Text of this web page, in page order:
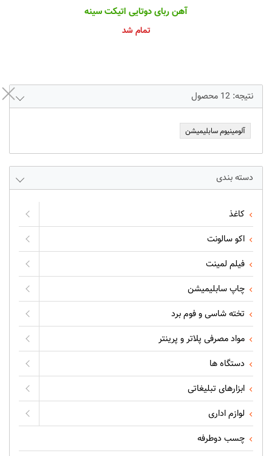
آهن ربای دوتایی اتیکت سینه
تمام شد
نتیجه: 12 محصول
آلومینیوم سابلیمیشن
دسته بندی
کاغذ
اکو سالونت
فیلم لمینت
چاپ سابلیمیشن
تخته شاسی و فوم برد
مواد مصرفی پلاتر و پرینتر
دستگاه ها
ابزارهای تبلیغاتی
لوازم اداری
چسب دوطرفه